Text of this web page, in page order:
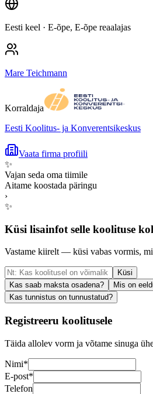
Eesti keel · E-õpe, E-õpe reaalajas
Mare Teichmann
Korraldaja
Eesti Koolitus- ja Konverentsikeskus
Vaata firma profiili
✨
Vajan seda oma tiimile
Aitame koostada päringu
›
✨
Küsi lisainfot selle koolituse
Vastame kiirelt — küsi vabas vormis,
Küsi
Kas saab maksta osadena?
Mis on
Kas tunnistus on tunnustatud?
Registreeru koolitusele
Täida allolev vorm ja võtame sinuga
Nimi*
E-post*
Telefon